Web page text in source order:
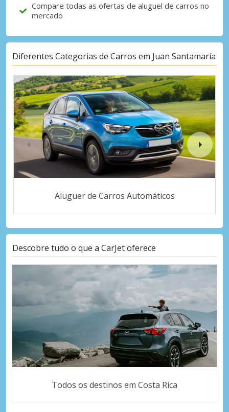
Compare todas as ofertas de aluguel de carros no
mercado
Diferentes Categorias de Carros em Juan Santamaría
Aluguer de Carros Automáticos
Descobre tudo o que a CarJet oferece
Todos os destinos em Costa Rica